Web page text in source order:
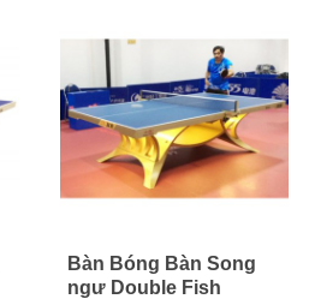
Bàn Bóng Bàn Song
ngư Double Fish